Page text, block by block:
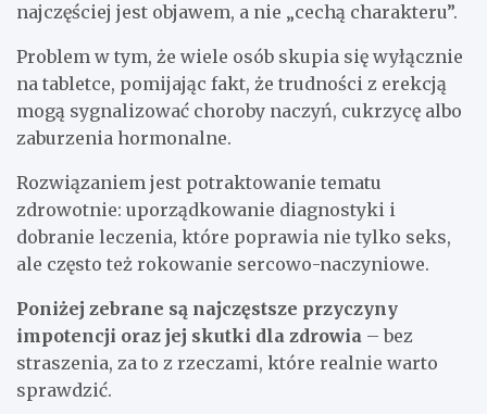
najczęściej jest objawem, a nie „cechą charakteru”.
Problem w tym, że wiele osób skupia się wyłącznie
na tabletce, pomijając fakt, że trudności z erekcją
mogą sygnalizować choroby naczyń, cukrzycę albo
zaburzenia hormonalne.
Rozwiązaniem jest potraktowanie tematu
zdrowotnie: uporządkowanie diagnostyki i
dobranie leczenia, które poprawia nie tylko seks,
ale często też rokowanie sercowo-naczyniowe.
Poniżej zebrane są najczęstsze przyczyny
impotencji oraz jej skutki dla zdrowia – bez
straszenia, za to z rzeczami, które realnie warto
sprawdzić.